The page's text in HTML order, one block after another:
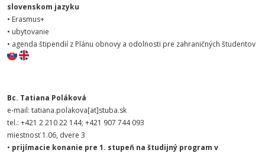
slovenskom jazyku
• Erasmus+
• ubytovanie
• agenda štipendií z Plánu obnovy a odolnosti pre zahraničných študentov
Bc. Tatiana Poláková
e-mail: tatiana.polakova[at]stuba.sk
tel.: +421 2 210 22 144; +421 907 744 093
miestnosť 1.06, dvere 3
• prijímacie konanie pre 1. stupeň na študijný program v